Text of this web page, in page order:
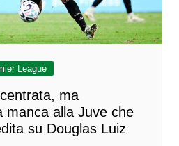
League
ma
manca alla Juve che
su Douglas Luiz